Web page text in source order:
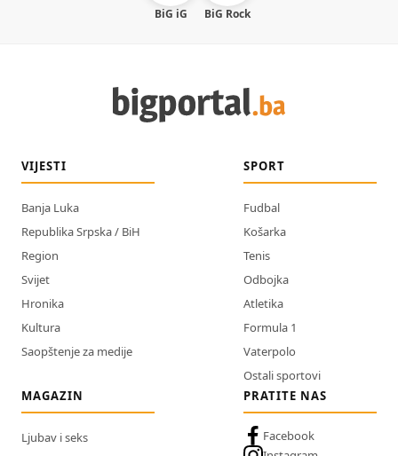
BiG iG BiG Rock
VIJESTI
Banja Luka
Republika Srpska / BiH
Region
Svijet
Hronika
Kultura
Saopštenje za medije
SPORT
Fudbal
Košarka
Tenis
Odbojka
Atletika
Formula 1
Vaterpolo
Ostali sportovi
MAGAZIN
Ljubav i seks
PRATITE NAS
Facebook